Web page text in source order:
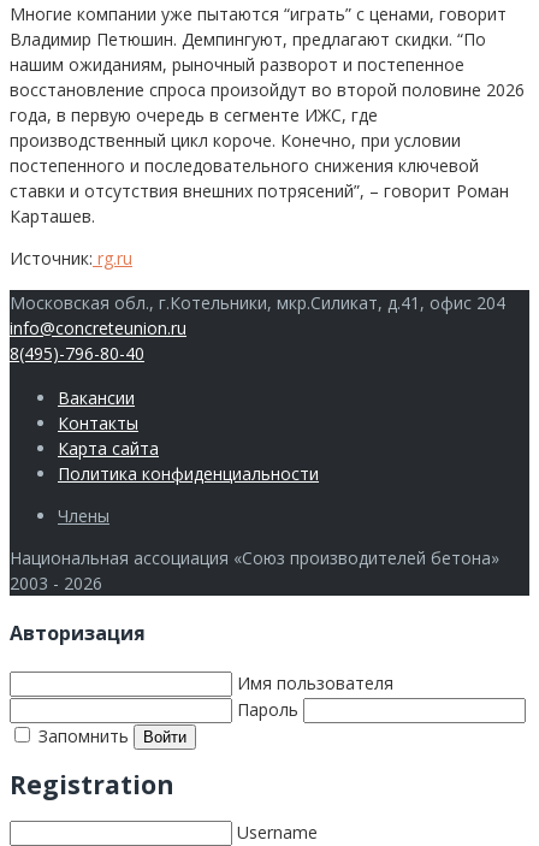
Многие компании уже пытаются “играть” с ценами, говорит
Владимир Петюшин. Демпингуют, предлагают скидки. “По
нашим ожиданиям, рыночный разворот и постепенное
восстановление спроса произойдут во второй половине 2026
года, в первую очередь в сегменте ИЖС, где
производственный цикл короче. Конечно, при условии
постепенного и последовательного снижения ключевой
ставки и отсутствия внешних потрясений”, – говорит Роман
Карташев.
Источник: rg.ru
Московская обл., г.Котельники, мкр.Силикат, д.41, офис 204
info@concreteunion.ru
8(495)-796-80-40
Вакансии
Контакты
Карта сайта
Политика конфиденциальности
Члены
Национальная ассоциация «Союз производителей бетона»
2003 - 2026
Авторизация
Имя пользователя
Пароль
Запомнить
Registration
Username